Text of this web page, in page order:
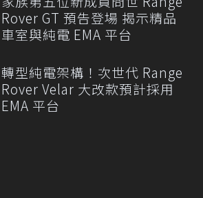
Rover GT 預告登場 揭示精品
車室與純電 EMA 平台
轉型純電架構！次世代 Range
Rover Velar 大改款預計採用
EMA 平台